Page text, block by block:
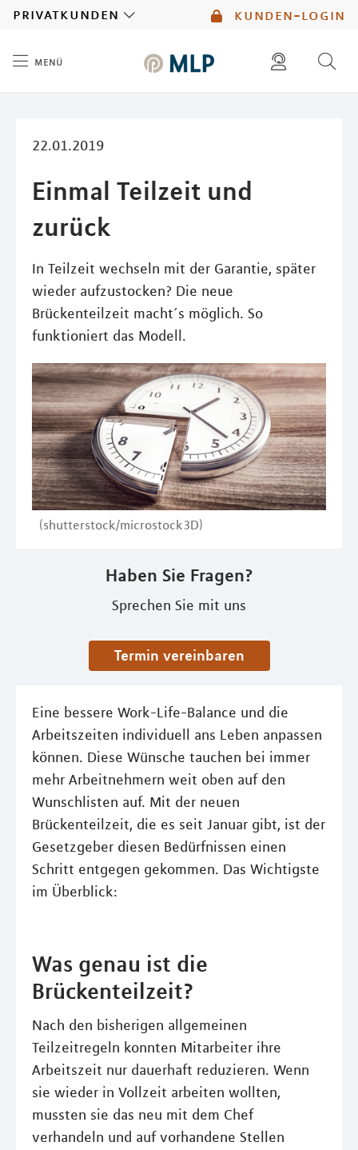
kunden-login
privatkunden
menü
22.01.2019
Einmal Teilzeit und
zurück
In Teilzeit wechseln mit der Garantie, später
wieder aufzustocken? Die neue
Brückenteilzeit macht´s möglich. So
funktioniert das Modell.
(shutterstock/microstock3D)
Haben Sie Fragen?
Sprechen Sie mit uns
Termin vereinbaren
Eine bessere Work-Life-Balance und die
Arbeitszeiten individuell ans Leben anpassen
können. Diese Wünsche tauchen bei immer
mehr Arbeitnehmern weit oben auf den
Wunschlisten auf. Mit der neuen
Brückenteilzeit, die es seit Januar gibt, ist der
Gesetzgeber diesen Bedürfnissen einen
Schritt entgegen gekommen. Das Wichtigste
im Überblick:
Was genau ist die
Brückenteilzeit?
Nach den bisherigen allgemeinen
Teilzeitregeln konnten Mitarbeiter ihre
Arbeitszeit nur dauerhaft reduzieren. Wenn
sie wieder in Vollzeit arbeiten wollten,
mussten sie das neu mit dem Chef
verhandeln und auf vorhandene Stellen